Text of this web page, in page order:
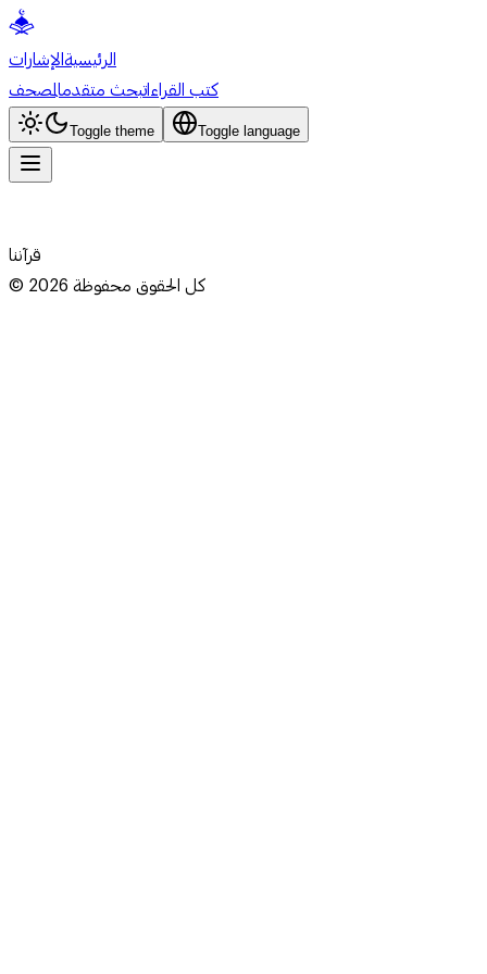
الرئيسيةالإشارات
كتب القراءاتبحث متقدمالمصحف
Toggle theme Toggle language
قرآننا
© 2026كل الحقوق محفوظة